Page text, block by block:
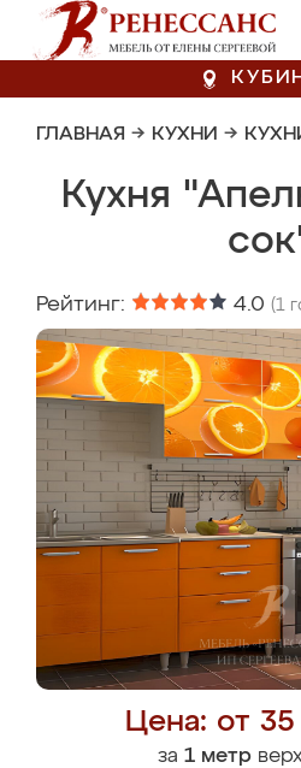
ГЛАВНАЯ → КУХНИ →
Кухня
Рейтинг: 4.0 (1
Цена: от
за 1 метр